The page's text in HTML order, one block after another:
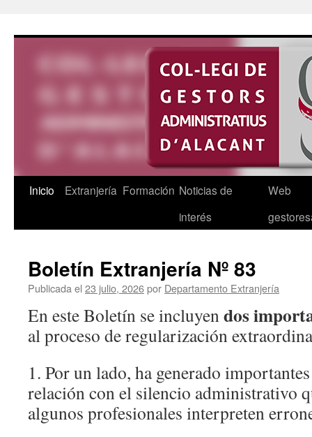
Inicio Extranjería Formación Noticias de
interés
Web
Boletín Extranjería Nº 83
Publicada el 23 julio, 2026por Departamento Extranjería
En este Boletín se incluyendos
al proceso de regularización
1. Por un lado, ha generado
relación con el silencio administrativo
algunos profesionales interpreten